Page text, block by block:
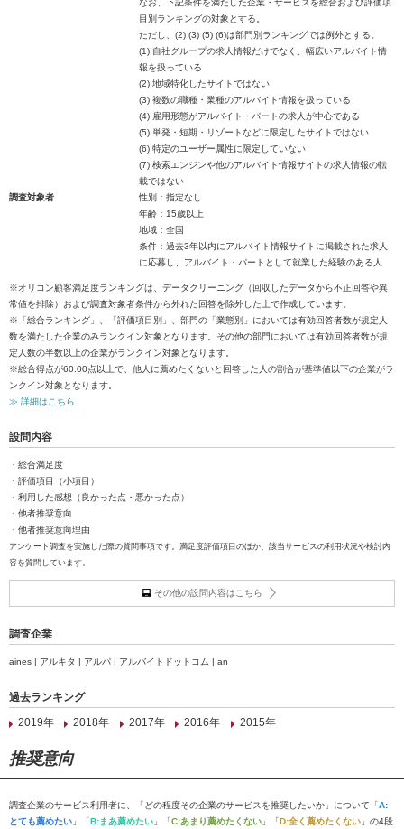
なお、下記条件を満たした企業・サービスを総合および評価項
目別ランキングの対象とする。
ただし、(2) (3) (5) (6)は部門別ランキングでは例外とする。
(1) 自社グループの求人情報だけでなく、幅広いアルバイト情
報を扱っている
(2) 地域特化したサイトではない
(3) 複数の職種・業種のアルバイト情報を扱っている
(4) 雇用形態がアルバイト・パートの求人が中心である
(5) 単発・短期・リゾートなどに限定したサイトではない
(6) 特定のユーザー属性に限定していない
(7) 検索エンジンや他のアルバイト情報サイトの求人情報の転
載ではない
調査対象者
性別：指定なし
年齢：15歳以上
地域：全国
条件：過去3年以内にアルバイト情報サイトに掲載された求人
に応募し、アルバイト・パートとして就業した経験のある人
※オリコン顧客満足度ランキングは、データクリーニング（回収したデータから不正回答や異
常値を排除）および調査対象者条件から外れた回答を除外した上で作成しています。
※「総合ランキング」、「評価項目別」、部門の「業態別」においては有効回答者数が規定人
数を満たした企業のみランクイン対象となります。その他の部門においては有効回答者数が規
定人数の半数以上の企業がランクイン対象となります。
※総合得点が60.00点以上で、他人に薦めたくないと回答した人の割合が基準値以下の企業がラ
ンクイン対象となります。
≫ 詳細はこちら
設問内容
・総合満足度
・評価項目（小項目）
・利用した感想（良かった点・悪かった点）
・他者推奨意向
・他者推奨意向理由
アンケート調査を実施した際の質問事項です。満足度評価項目のほか、該当サービスの利用状況や検討内
容を質問しています。
その他の設問内容はこちら
調査企業
aines | アルキタ | アルパ | アルバイトドットコム | an
過去ランキング
2019年
2018年 2017年 2016年 2015年
推奨意向
調査企業のサービス利用者に、「どの程度その企業のサービスを推奨したいか」について「A:
とても薦めたい 」「B:まあ薦めたい 」「C:あまり薦めたくない 」「D:全く薦めたくない 」の4段